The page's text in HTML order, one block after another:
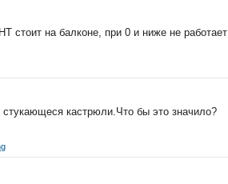
стоит на балконе, при 0 и ниже не
кастрюли.Что бы это значило?